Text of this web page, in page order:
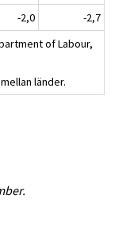
-2,0
-2,7
of Labour,
länder.